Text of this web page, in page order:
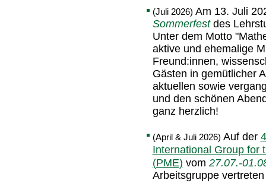
(Juli 2026) Am 13. Juli
Sommerfestdes
Unter dem Motto
aktive und ehemalige
Freund:innen,
Gästen in gemütlicher
aktuellen sowie
und den schönen
ganz herzlich!
(April & Juli 2026) Auf der
International Group for
(PME) vom 27.07.-
Arbeitsgruppe